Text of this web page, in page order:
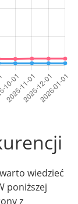
wiedzieć
poniższej
z